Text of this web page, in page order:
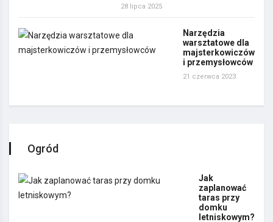
28 lipca 2025
Narzędzia
warsztatowe dla
majsterkowiczów
i przemysłowców
21 czerwca 2023
Ogród
Jak
zaplanować
taras przy
domku
letniskowym?